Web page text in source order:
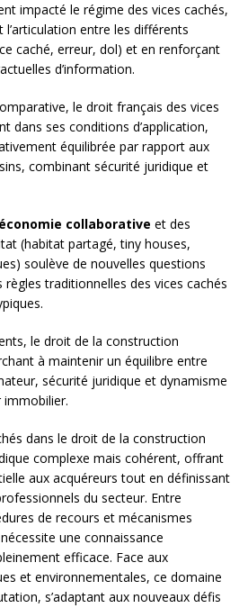
impacté le régime des vices cachés,
entre les différents
caché, erreur, dol) et en renforçant
d’information.
le droit français des vices
dans ses conditions d’application,
équilibrée par rapport aux
combinant sécurité juridique et
économie collaborative et des
(habitat partagé, tiny houses,
soulève de nouvelles questions
règles traditionnelles des vices cachés
le droit de la construction
à maintenir un équilibre entre
sécurité juridique et dynamisme
dans le droit de la construction
complexe mais cohérent, offrant
aux acquéreurs tout en définissant
du secteur. Entre
de recours et mécanismes
une connaissance
efficace. Face aux
et environnementales, ce domaine
s’adaptant aux nouveaux défis